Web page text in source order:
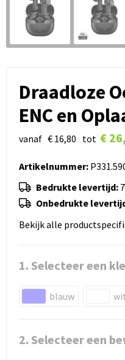
Draadloze
ENC en
vanaf € 16,80 tot €
Artikelnummer:
Bedrukte levertijd:
Onbedrukte
Bekijk alle
1. Selecteer een
blauw
2. Selecteer een